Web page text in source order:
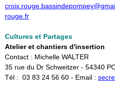
rouge.fr
Cultures et Partages
Atelier et chantiers d'insertion
Contact : Michelle WALTER
35 rue du Dr Schweitzer - 54340
Tél : 03 83 24 56 60 - Email :